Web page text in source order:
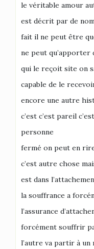
le véritable amour
est décrit par de
fait il ne peut être
ne peut qu’apporter
qui le reçoit site on
capable de le
encore une autre
c’est c’est pareil
personne
fermé on peut en
c’est autre chose
est dans
la souffrance a
l’assurance
forcément souffrir
l’autre va partir à un